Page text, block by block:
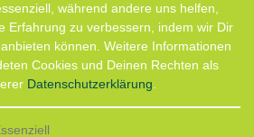
Anfahrt
Kontaktformular
für Hundeberatung
CaniX Seminare
Lauf Seminar
mit Lauflust
während andere uns helfen,
Erfahrung zu verbessern, indem wir Dir
können. Weitere Informationen
Cookies und Deinen Rechten als
Daten­schutz­erklärung